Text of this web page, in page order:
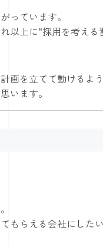
っています。
以上に“採用を考える
画を立てて動けるよ
います。
もらえる会社にした